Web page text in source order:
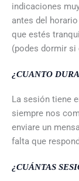
indicaciones
antes del
que estés
(podes dormir si
¿CUANTO
La sesión tiene
siempre nos
enviare un
falta que
¿CUÁNTAS